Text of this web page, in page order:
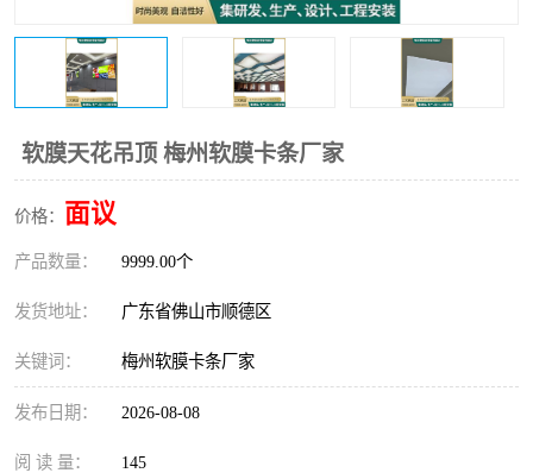
软膜天花吊顶 梅州软膜卡条厂家
价格： 面议
产品数量： 9999.00个
发货地址： 广东省佛山市顺德区
关键词： 梅州软膜卡条厂家
发布日期： 2026-08-08
阅 读 量： 145